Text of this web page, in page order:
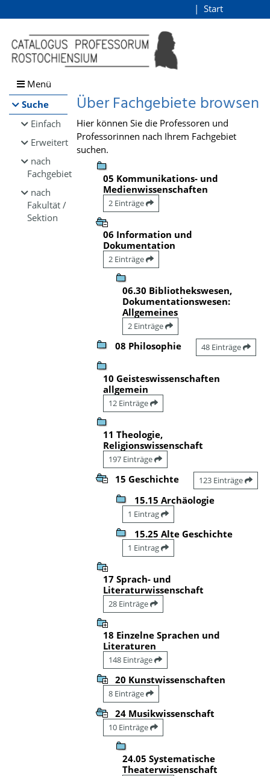
Browsen
direkt zum Inhalt
Start
Menü
Suche
Einfach
Erweitert
nach
Fachgebiet
nach
Fakultät /
Sektion
Über Fachgebiete browsen
Hier können Sie die Professoren und
Professorinnen nach Ihrem Fachgebiet
suchen.
05 Kommunikations- und
Medienwissenschaften
2 Einträge
06 Information und
Dokumentation
2 Einträge
06.30 Bibliothekswesen,
Dokumentationswesen:
Allgemeines
2 Einträge
08 Philosophie 48 Einträge
10 Geisteswissenschaften
allgemein
12 Einträge
11 Theologie,
Religionswissenschaft
197 Einträge
15 Geschichte 123 Einträge
15.15 Archäologie
1 Eintrag
15.25 Alte Geschichte
1 Eintrag
17 Sprach- und
Literaturwissenschaft
28 Einträge
18 Einzelne Sprachen und
Literaturen
148 Einträge
20 Kunstwissenschaften
8 Einträge
24 Musikwissenschaft
10 Einträge
24.05 Systematische
Theaterwissenschaft